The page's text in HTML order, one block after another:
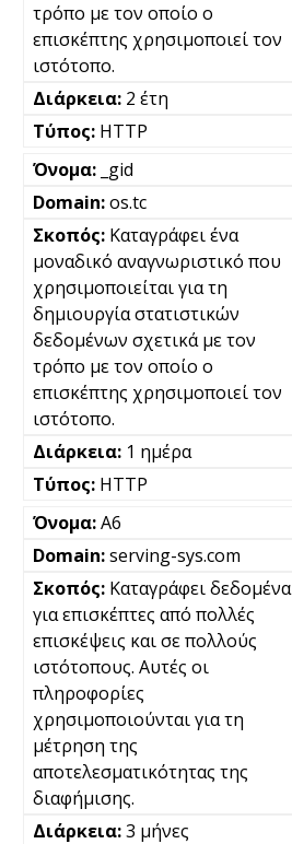
τρόπο με τον οποίο ο
επισκέπτης χρησιμοποιεί τον
ιστότοπο.
2 έτη
HTTP
_gid
os.tc
Καταγράφει ένα
μοναδικό αναγνωριστικό που
χρησιμοποιείται για τη
δημιουργία στατιστικών
δεδομένων σχετικά με τον
τρόπο με τον οποίο ο
επισκέπτης χρησιμοποιεί τον
ιστότοπο.
1 ημέρα
HTTP
A6
serving-sys.com
Καταγράφει δεδομένα
για επισκέπτες από πολλές
επισκέψεις και σε πολλούς
ιστότοπους. Αυτές οι
πληροφορίες
χρησιμοποιούνται για τη
μέτρηση της
αποτελεσματικότητας της
διαφήμισης.
3 μήνες